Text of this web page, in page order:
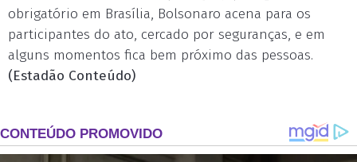
obrigatório em Brasília, Bolsonaro acena para os
participantes do ato, cercado por seguranças, e em
alguns momentos fica bem próximo das pessoas.
(Estadão Conteúdo)